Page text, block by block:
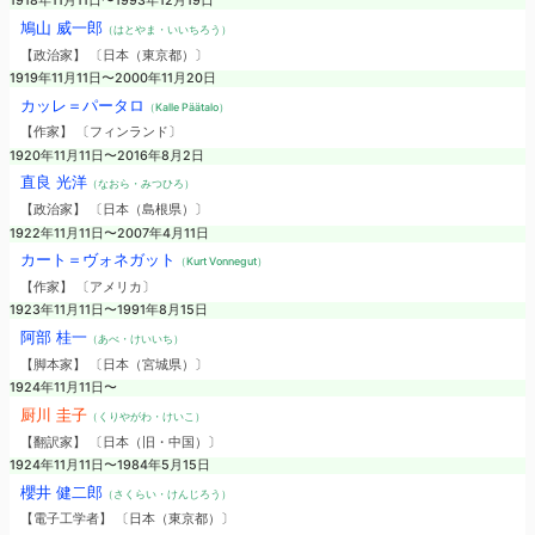
鳩山 威一郎（はとやま・いいちろう）
【政治家】 〔日本（東京都）〕
1919年11月11日〜2000年11月20日
カッレ＝パータロ （Kalle Päätalo）
【作家】 〔フィンランド〕
1920年11月11日〜2016年8月2日
直良 光洋（なおら・みつひろ）
【政治家】 〔日本（島根県）〕
1922年11月11日〜2007年4月11日
カート＝ヴォネガット （Kurt Vonnegut）
【作家】 〔アメリカ〕
1923年11月11日〜1991年8月15日
阿部 桂一（あべ・けいいち）
【脚本家】 〔日本（宮城県）〕
1924年11月11日〜
厨川 圭子（くりやがわ・けいこ）
【翻訳家】 〔日本（旧・中国）〕
1924年11月11日〜1984年5月15日
櫻井 健二郎（さくらい・けんじろう）
【電子工学者】 〔日本（東京都）〕